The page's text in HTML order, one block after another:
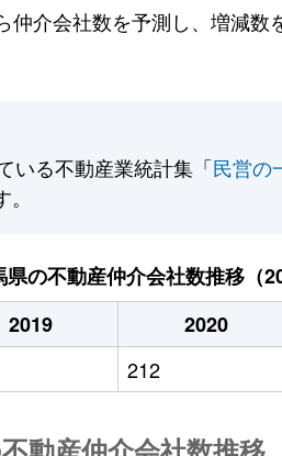
介会社数を予測し、増減
いる不動産業統計集「民営の
県の不動産仲介会社数推移（
2019 2020
212